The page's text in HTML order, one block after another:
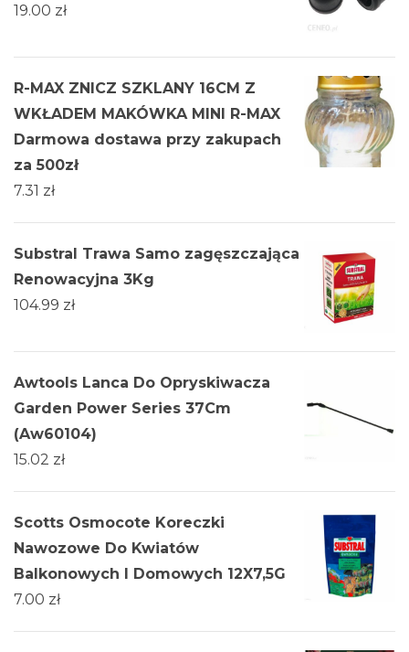
19.00 zł
R-MAX ZNICZ SZKLANY 16CM Z
WKŁADEM MAKÓWKA MINI R-MAX
Darmowa dostawa przy zakupach
za 500zł
7.31 zł
Substral Trawa Samo zagęszczająca
Renowacyjna 3Kg
104.99 zł
Awtools Lanca Do Opryskiwacza
Garden Power Series 37Cm
(Aw60104)
15.02 zł
Scotts Osmocote Koreczki
Nawozowe Do Kwiatów
Balkonowych I Domowych 12X7,5G
7.00 zł